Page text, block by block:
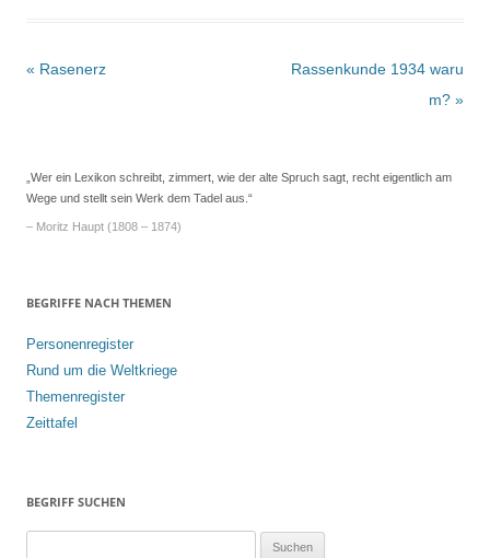
Beitrags-
« Rasenerz
Rassenkunde 1934 waru
m? »
„Wer ein Lexikon schreibt, zimmert, wie der alte Spruch sagt, recht eigentlich am
Wege und stellt sein Werk dem Tadel aus.“
– Moritz Haupt (1808 – 1874)
BEGRIFFE NACH THEMEN
Personenregister
Rund um die Weltkriege
Themenregister
Zeittafel
BEGRIFF SUCHEN